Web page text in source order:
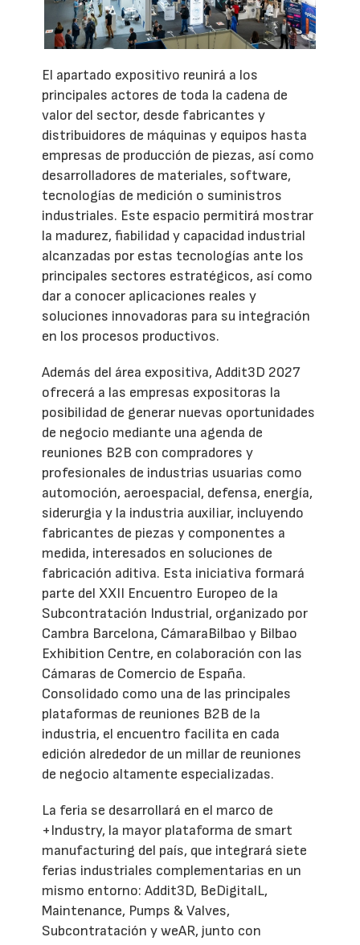
El apartado expositivo reunirá a los
principales actores de toda la cadena de
valor del sector, desde fabricantes y
distribuidores de máquinas y equipos hasta
empresas de producción de piezas, así como
desarrolladores de materiales, software,
tecnologías de medición o suministros
industriales. Este espacio permitirá mostrar
la madurez, fiabilidad y capacidad industrial
alcanzadas por estas tecnologías ante los
principales sectores estratégicos, así como
dar a conocer aplicaciones reales y
soluciones innovadoras para su integración
en los procesos productivos.
Además del área expositiva, Addit3D 2027
ofrecerá a las empresas expositoras la
posibilidad de generar nuevas oportunidades
de negocio mediante una agenda de
reuniones B2B con compradores y
profesionales de industrias usuarias como
automoción, aeroespacial, defensa, energía,
siderurgia y la industria auxiliar, incluyendo
fabricantes de piezas y componentes a
medida, interesados en soluciones de
fabricación aditiva. Esta iniciativa formará
parte del XXII Encuentro Europeo de la
Subcontratación Industrial, organizado por
Cambra Barcelona, CámaraBilbao y Bilbao
Exhibition Centre, en colaboración con las
Cámaras de Comercio de España.
Consolidado como una de las principales
plataformas de reuniones B2B de la
industria, el encuentro facilita en cada
edición alrededor de un millar de reuniones
de negocio altamente especializadas.
La feria se desarrollará en el marco de
+Industry, la mayor plataforma de smart
manufacturing del país, que integrará siete
ferias industriales complementarias en un
mismo entorno: Addit3D, BeDigitalL,
Maintenance, Pumps & Valves,
Subcontratación y weAR, junto con